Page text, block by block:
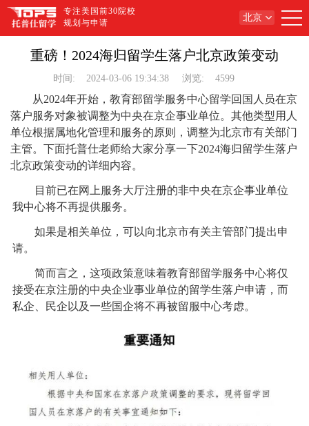
专注美国前30院校
规划与申请
北京
重磅！2024海归留学生落户北京政策变动
时间: 2024-03-06 19:34:38 浏览: 4599
从2024年开始，教育部留学服务中心留学回国人员在京
落户服务对象被调整为中央在京企事业单位。其他类型用人
单位根据属地化管理和服务的原则，调整为北京市有关部门
主管。下面托普仕老师给大家分享一下2024海归留学生落户
北京政策变动的详细内容。
目前已在网上服务大厅注册的非中央在京企事业单位
我中心将不再提供服务。
如果是相关单位，可以向北京市有关主管部门提出申
请。
简而言之，这项政策意味着教育部留学服务中心将仅
接受在京注册的中央企业事业单位的留学生落户申请，而
私企、民企以及一些国企将不再被留服中心考虑。